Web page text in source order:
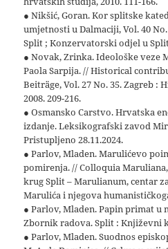
● Nikšić, Goran. Kor splitske
umjetnosti u Dalmaciji, Vol. 40
Split ; Konzervatorski odjel u
● Novak, Zrinka. Ideološke veze
Paola Sarpija. // Historical
Beiträge, Vol. 27 No. 35. Zagreb
2008. 209-216.
● Osmansko Carstvo. Hrvatska
izdanje. Leksikografski zavod
Pristupljeno 28.11.2024.
● Parlov, Mladen. Marulićevo
pomirenja. // Colloquia
krug Split – Marulianum, centar
Marulića i njegova
● Parlov, Mladen. Papin primat u
Zbornik radova. Split : Književni
● Parlov, Mladen. Suodnos